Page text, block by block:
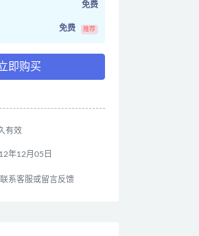
免费
免费 推荐
即购买
有效
年12月05日
系客服或留言反馈